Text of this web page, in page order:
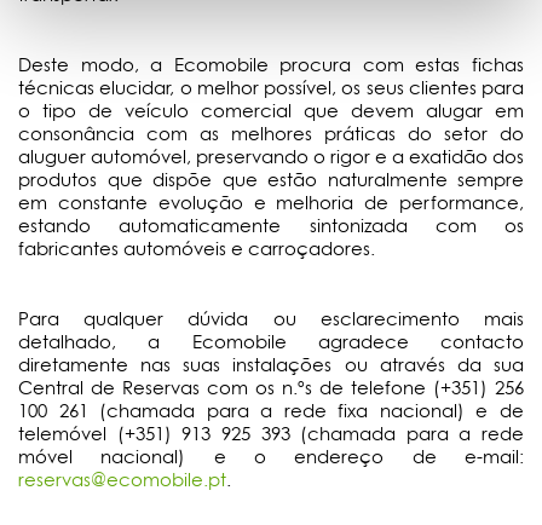
Deste modo, a Ecomobile procura com estas fichas
técnicas elucidar, o melhor possível, os seus clientes para
o tipo de veículo comercial que devem alugar em
consonância com as melhores práticas do setor do
aluguer automóvel, preservando o rigor e a exatidão dos
produtos que dispõe que estão naturalmente sempre
em constante evolução e melhoria de performance,
estando automaticamente sintonizada com os
fabricantes automóveis e carroçadores.
Para qualquer dúvida ou esclarecimento mais
detalhado, a Ecomobile agradece contacto
diretamente nas suas instalações ou através da sua
Central de Reservas com os n.ºs de telefone (+351) 256
100 261 (chamada para a rede fixa nacional) e de
telemóvel (+351) 913 925 393 (chamada para a rede
móvel nacional) e o endereço de e-mail:
reservas@ecomobile.pt.